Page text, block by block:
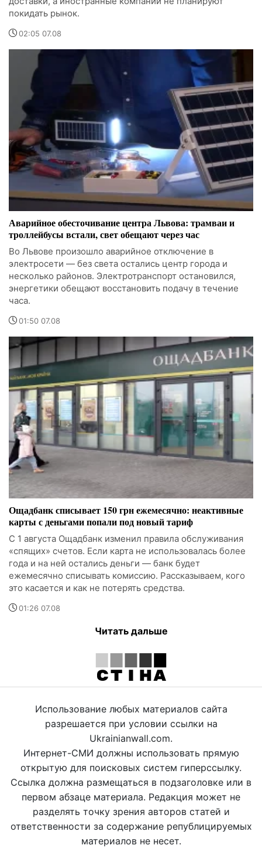
покидать рынок.
02:05 07.08
Аварийное обесточивание центра Львова: трамваи и
троллейбусы встали, свет обещают через час
Во Львове произошло аварийное отключение в
электросети — без света остались центр города и
несколько районов. Электротранспорт остановился,
энергетики обещают восстановить подачу в течение
часа.
01:50 07.08
Ощадбанк списывает 150 грн ежемесячно: неактивные
карты с деньгами попали под новый тариф
С 1 августа Ощадбанк изменил правила обслуживания
«спящих» счетов. Если карта не использовалась более
года и на ней остались деньги — банк будет
ежемесячно списывать комиссию. Рассказываем, кого
это касается и как не потерять средства.
01:26 07.08
Читать дальше
Использование любых материалов сайта
разрешается при условии ссылки на
Ukrainianwall.com.
Интернет-СМИ должны использовать прямую
открытую для поисковых систем гиперссылку.
Ссылка должна размещаться в подзаголовке или в
первом абзаце материала. Редакция может не
разделять точку зрения авторов статей и
ответственности за содержание републицируемых
материалов не несет.